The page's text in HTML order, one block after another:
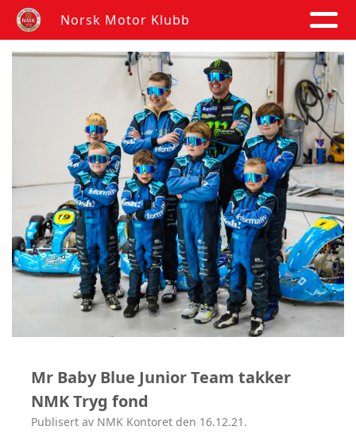
Norsk Motor Klubb
Mr Baby Blue Junior Team takker
NMK Tryg fond
Publisert av NMK Kontoret den 16.12.21.